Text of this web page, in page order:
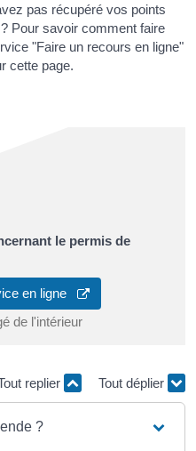
pas récupéré vos points
Pour savoir comment faire
"Faire un recours en ligne"
cette page.
le permis de
en ligne
de l'intérieur
replier Tout déplier
?